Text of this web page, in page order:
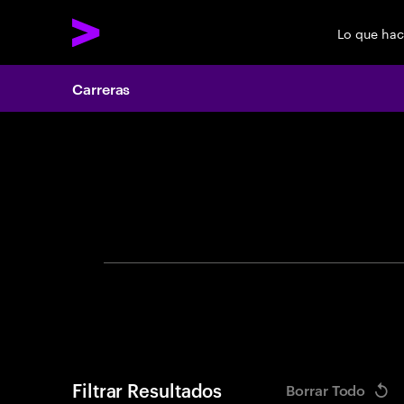
Lo que
Carreras
Filtrar Resultados Borrar Todo